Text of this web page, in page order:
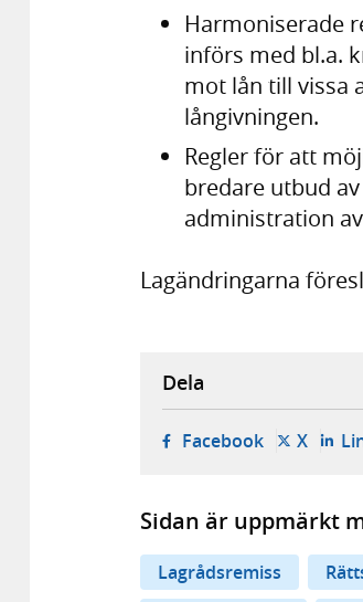
Harmoniserade
införs med bl.a.
mot lån till vissa
långivningen.
Regler för att
bredare utbud
administration
Lagändringarna
Dela
Facebook- öppnas i
X-
Sidan är uppmärkt
Lagrådsremiss